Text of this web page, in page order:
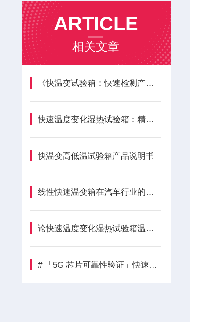
ARTICLE
相关文章
《快温变试验箱：快速检测产品温度冲击适应能力》
快速温度变化湿热试验箱：精准温湿度模拟，助力电子行业可靠性测试
快温变高低温试验箱产品说明书
线性快速温变箱在汽车行业的五大核心作用解析
论快速温度变化湿热试验箱温度规范的重要性和必要性
# 「5G 芯片可靠性验证」快速温变试验箱在半导体行业的应用